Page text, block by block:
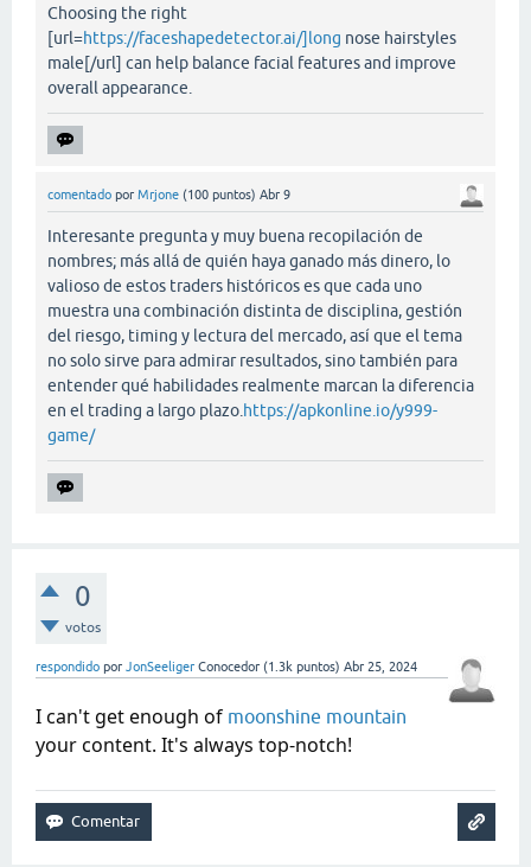
Choosing the right
[url=https://faceshapedetector.ai/]long nose hairstyles
male[/url] can help balance facial features and improve
overall appearance.
comentado por Mrjone (100 puntos) Abr 9
Interesante pregunta y muy buena recopilación de
nombres; más allá de quién haya ganado más dinero, lo
valioso de estos traders históricos es que cada uno
muestra una combinación distinta de disciplina, gestión
del riesgo, timing y lectura del mercado, así que el tema
no solo sirve para admirar resultados, sino también para
entender qué habilidades realmente marcan la diferencia
en el trading a largo plazo.https://apkonline.io/y999-
game/
0
votos
respondido por JonSeeliger Conocedor (1.3k puntos) Abr 25, 2024
I can't get enough of moonshine mountain
your content. It's always top-notch!